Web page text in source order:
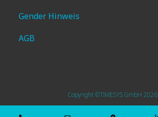
Gender Hinweis
AGB
Copyright ©TIMESYS GmbH 2026